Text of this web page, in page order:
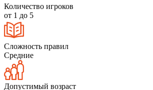
Количество игроков
от 1 до 5
Сложность правил
Средние
Допустимый возраст